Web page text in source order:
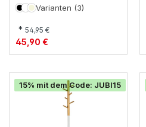
Varianten (3)
* 54,95 €
45,90 €
15% mit dem Code: JUBI15